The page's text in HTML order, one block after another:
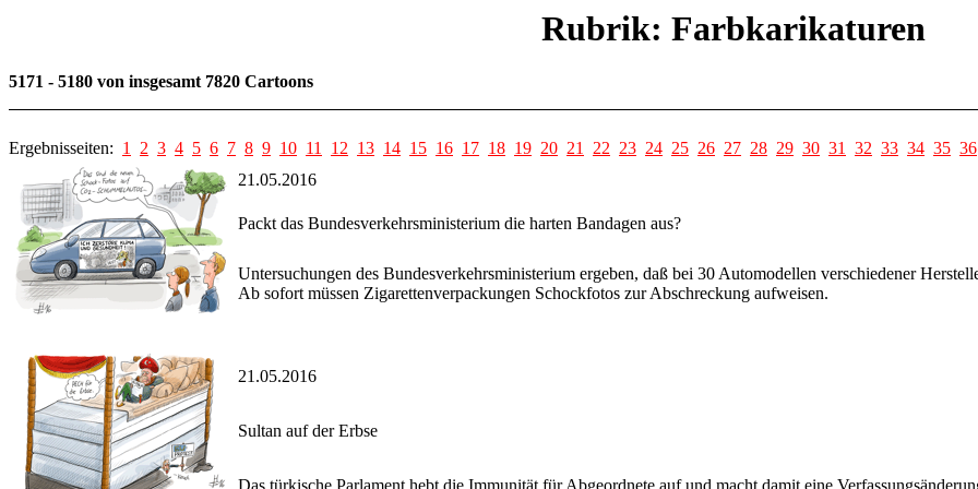
Rubrik: Farbkarikaturen
5171 - 5180 von insgesamt 7820 Cartoons
Ergebnisseiten: 1 2 3 4 5 6 7 8 9 10 11 12 13 14 15 16 17 18 19 20 21 22 23 24 25 26 27 28 29 30 31 32 33 34 35 36
21.05.2016
Packt das Bundesverkehrsministerium die harten Bandagen aus?
Untersuchungen des Bundesverkehrsministerium ergeben, daß bei 30 Automodellen verschiedener
Ab sofort müssen Zigarettenverpackungen Schockfotos zur Abschreckung aufweisen.
21.05.2016
Sultan auf der Erbse